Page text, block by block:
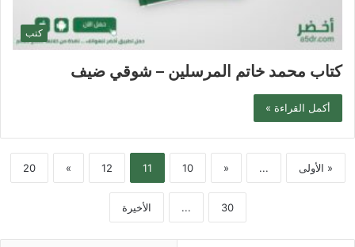
كتب
كتاب محمد خاتم المرسلين – شوقي ضيف
أكمل القراءة »
« الأولى ...
«
10
11
12
»
20
30
... الأخيرة